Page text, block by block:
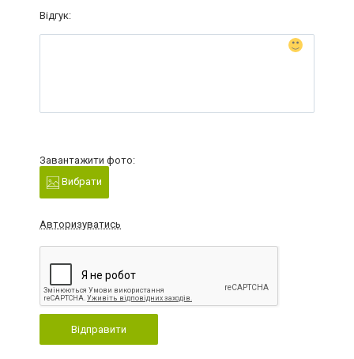
Відгук:
Завантажити фото:
Вибрати
Авторизуватись
Відправити